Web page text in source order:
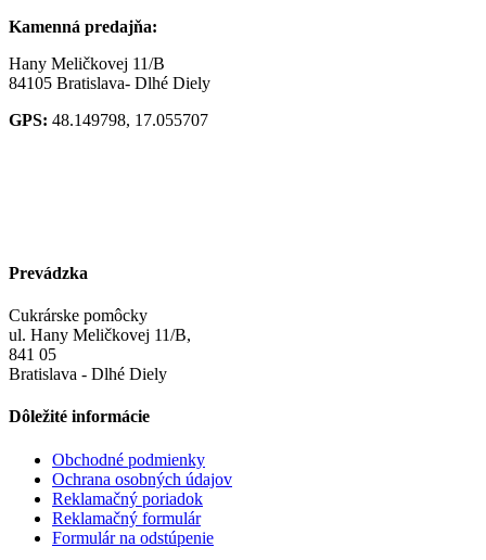
Kamenná predajňa:
Hany Meličkovej 11/B
84105 Bratislava- Dlhé Diely
GPS: 48.149798, 17.055707
Prevádzka
Cukrárske pomôcky
ul. Hany Meličkovej 11/B,
841 05
Bratislava - Dlhé Diely
Dôležité informácie
Obchodné podmienky
Ochrana osobných údajov
Reklamačný poriadok
Reklamačný formulár
Formulár na odstúpenie